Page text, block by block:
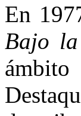
En
Bajo